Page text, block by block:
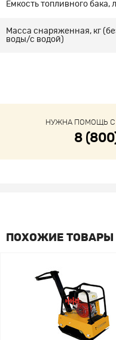
Емкость топливного бака, л
Масса снаряженная, кг
воды/с водой)
НУЖНА ПОМОЩЬ С
8
ПОХОЖИЕ ТОВАРЫ